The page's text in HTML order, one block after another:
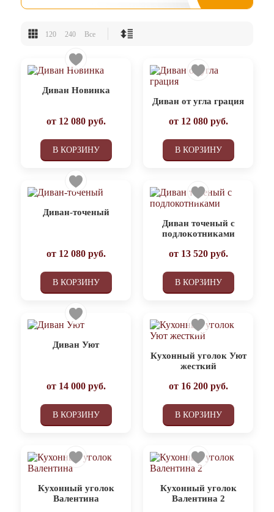
120 240 Все
Диван Новинка
от 12 080руб.
В КОРЗИНУ
Диван от угла грация
от 12 080руб.
В КОРЗИНУ
Диван-точеный
от 12 080руб.
В КОРЗИНУ
Диван точеный с
подлокотниками
от 13 520руб.
В КОРЗИНУ
Диван Уют
от 14 000руб.
В КОРЗИНУ
Кухонный уголок Уют
жесткий
от 16 200руб.
В КОРЗИНУ
Кухонный уголок
Валентина
Кухонный уголок
Валентина 2